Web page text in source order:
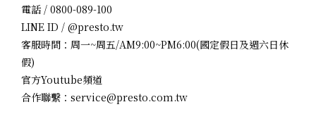
電話 / 0800-089-100
LINE ID / @presto.tw
客服時間：周一~周五/AM9:00~PM6:00(國定假日及週六日休
假)
官方Youtube頻道
合作聯繫：service@presto.com.tw